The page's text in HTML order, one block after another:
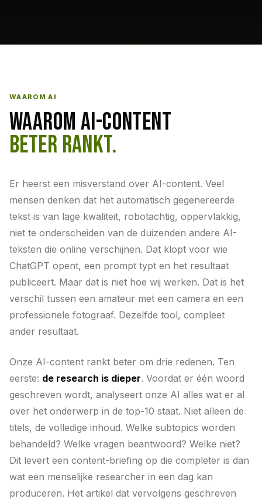
WAAROM AI
WAAROM AI-CONTENT
BETER RANKT.
Er heerst een misverstand over AI-content. Veel
mensen denken dat het automatisch gegenereerde
tekst is van lage kwaliteit, robotachtig, oppervlakkig,
niet te onderscheiden van de duizenden andere AI-
teksten die online verschijnen. Dat klopt voor wie
ChatGPT opent, een prompt typt en het resultaat
publiceert. Maar dat is niet hoe wij werken. Dat is het
verschil tussen een amateur met een camera en een
professionele fotograaf. Dezelfde tool, compleet
ander resultaat.
Onze AI-content rankt beter om drie redenen. Ten
eerste: de research is dieper. Voordat er één woord
geschreven wordt, analyseert onze AI alles wat er al
over het onderwerp in de top-10 staat. Niet alleen de
titels, de volledige inhoud. Welke subtopics worden
behandeld? Welke vragen beantwoord? Welke niet?
Dit levert een content-briefing op die completer is dan
wat een menselijke researcher in een dag kan
produceren. Het artikel dat vervolgens geschreven